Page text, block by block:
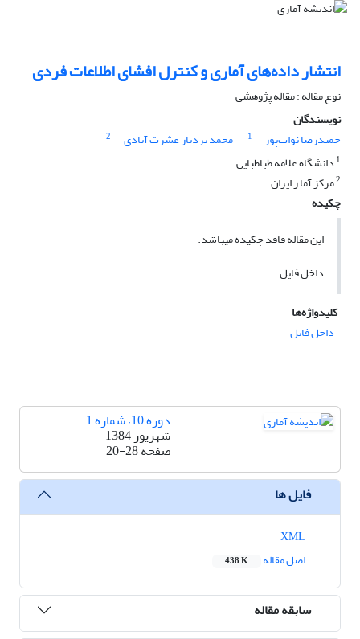
انتشار داده‌های آماری و کنترل افشای اطلاعات فردی
نوع مقاله : مقاله پژوهشی
نویسندگان
حمیدرضا نواب‌پور
1 محمد بردبار عشرت آبادی
2
1 دانشگاه علامه طباطبایی
2مرکز آما ر ایران
چکیده
این مقاله فاقد چکیده می​باشد.
داخل فایل
کلیدواژه‌ها
داخل فایل
دوره 10، شماره 1
شهریور 1384
صفحه20-28
فایل ها
اصل مقاله
438 K
سابقه مقاله